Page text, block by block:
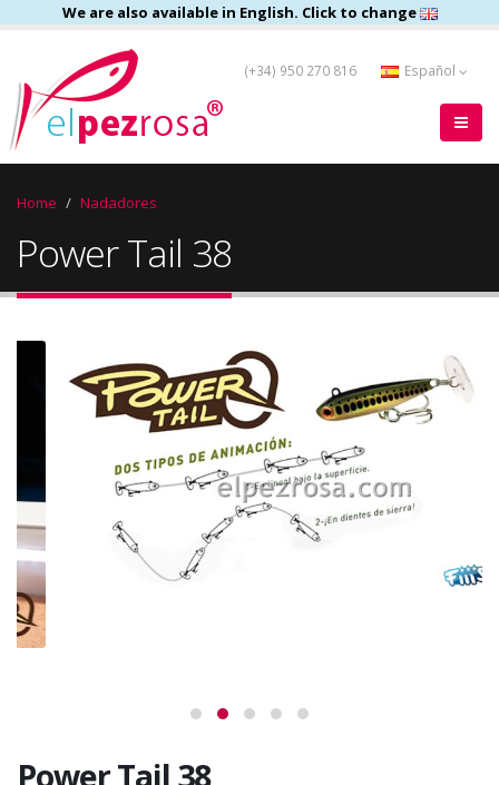
We are also available in English. Click to change
(+34) 950 270 816 Español
Home Nadadores
Power Tail 38
Power Tail 38